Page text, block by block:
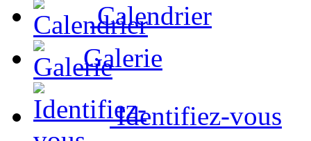
Calendrier
Galerie
Identifiez-vous